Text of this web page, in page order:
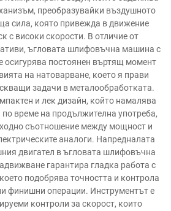
преобразувайки въздушното
сила, която привежда в движение
с високи скорости. В отличие от
ъгловата шлифовъчна машина с
осигурява постоянен въртящ момент
на натоварване, което я прави
задачи в металообработката.
и лек дизайн, който намалява
време на продължителна употреба,
съотношение между мощност и
аналоги. Напредналата
двигател в ъгловата шлифовъчна
гарантира гладка работа с
подобрява точността и контрола
финишни операции. Инструментът е
контроли за скорост, които